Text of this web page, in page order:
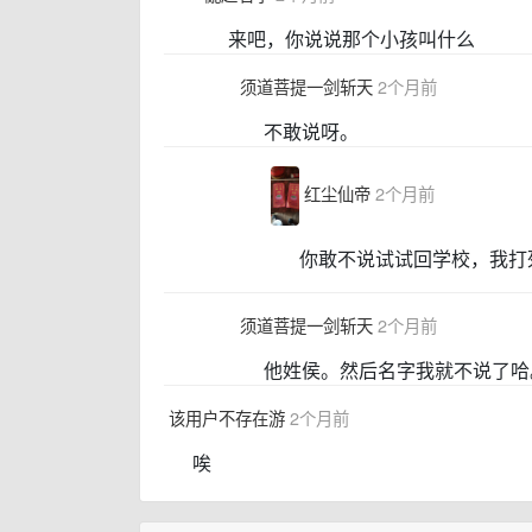
来吧，你说说那个小孩叫什么
须道菩提一剑斩天2个月前
不敢说呀。
红尘仙帝2个月前
你敢不说试试回学校，我打
须道菩提一剑斩天2个月前
他姓侯。然后名字我就不说了哈
该用户不存在游2个月前
唉